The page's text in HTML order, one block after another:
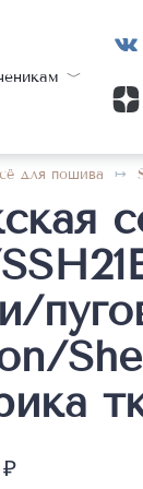
для пошива
₽